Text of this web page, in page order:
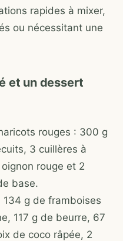
rapides à mixer,
ou nécessitant une
et un dessert
rouges : 300 g
3 cuillères à
rouge et 2
base.
g de framboises
117 g de beurre, 67
de coco râpée, 2